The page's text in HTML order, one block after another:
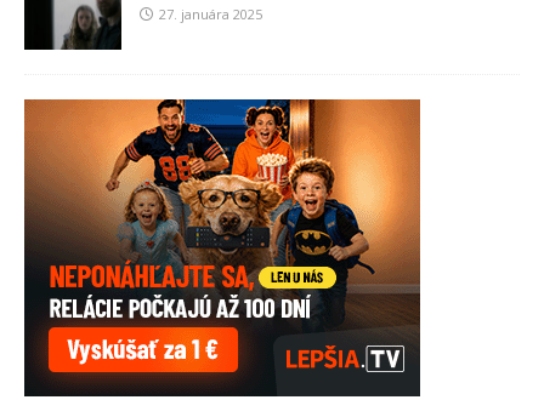
27. januára 2025